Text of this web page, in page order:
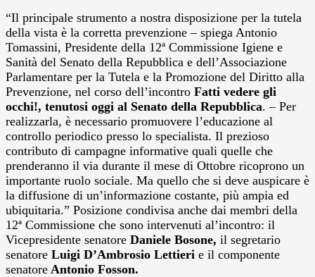
“Il principale strumento a nostra disposizione per la tutela
della vista è la corretta prevenzione – spiega Antonio
Tomassini, Presidente della 12ª Commissione Igiene e
Sanità del Senato della Repubblica e dell’Associazione
Parlamentare per la Tutela e la Promozione del Diritto alla
Prevenzione, nel corso dell’incontro Fatti vedere gli
occhi!, tenutosi oggi al Senato della Repubblica. – Per
realizzarla, è necessario promuovere l’educazione al
controllo periodico presso lo specialista. Il prezioso
contributo di campagne informative quali quelle che
prenderanno il via durante il mese di Ottobre ricoprono un
importante ruolo sociale. Ma quello che si deve auspicare è
la diffusione di un’informazione costante, più ampia ed
ubiquitaria.” Posizione condivisa anche dai membri della
12ª Commissione che sono intervenuti al’incontro: il
Vicepresidente senatore Daniele Bosone, il segretario
senatore Luigi D’Ambrosio Lettieri e il componente
senatore Antonio Fosson.